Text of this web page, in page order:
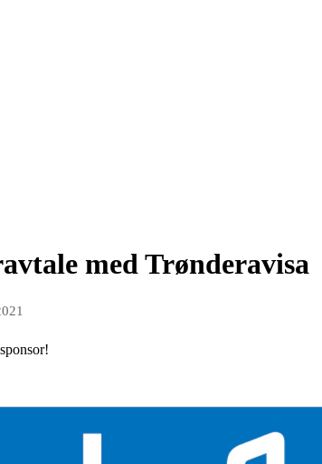
med Trønderavisa